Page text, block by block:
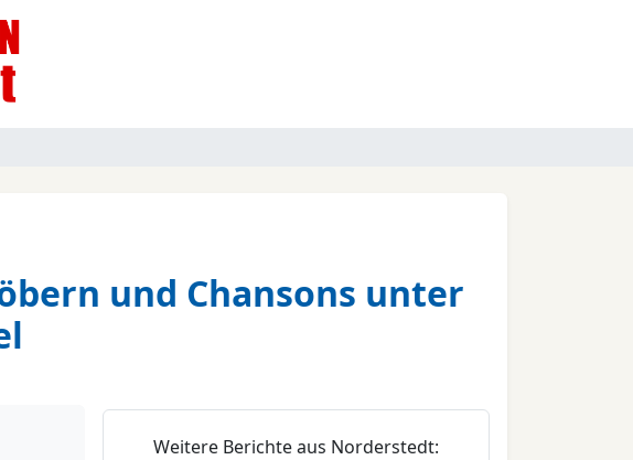
und Chansons unter
Weitere Berichte aus Norderstedt: